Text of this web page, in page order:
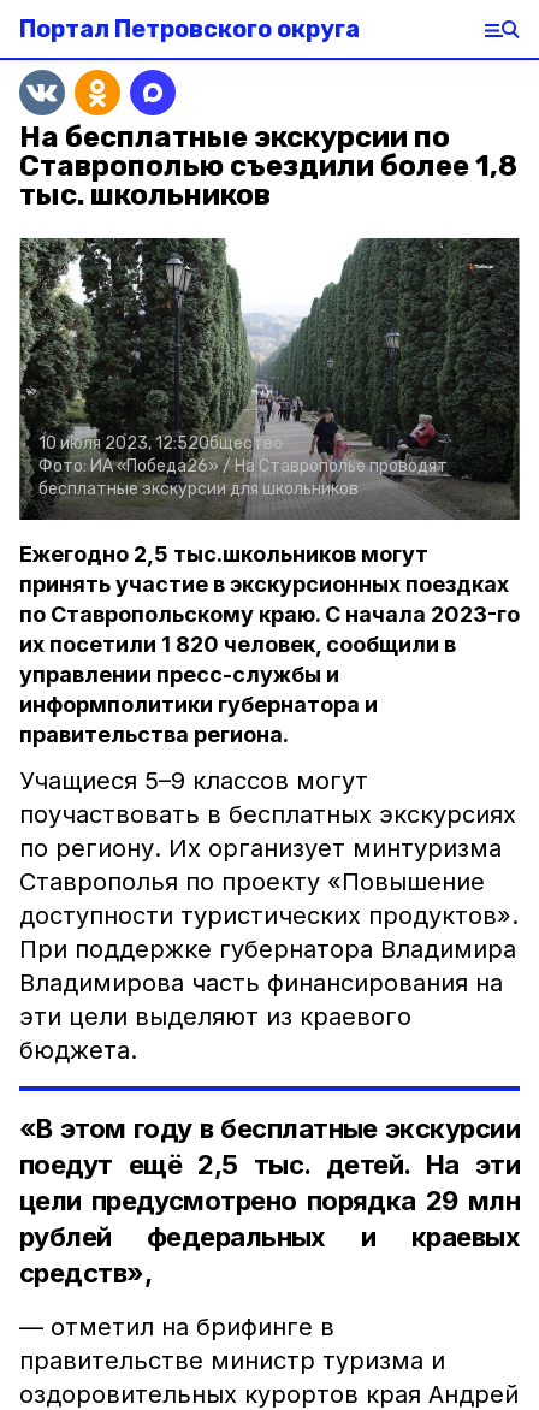
Портал Петровского округа
На бесплатные экскурсии по
Ставрополью съездили более 1,8
тыс. школьников
10 июля 2023, 12:52Общество
Фото:ИА «Победа26» /На Ставрополье проводят
бесплатные экскурсии для школьников
Ежегодно 2,5 тыс.школьников могут
принять участие в экскурсионных поездках
по Ставропольскому краю. С начала 2023-го
их посетили 1 820 человек, сообщили в
управлении пресс-службы и
информполитики губернатора и
правительства региона.
Учащиеся 5–9 классов могут
поучаствовать в бесплатных экскурсиях
по региону. Их организует минтуризма
Ставрополья по проекту «Повышение
доступности туристических продуктов».
При поддержке губернатора Владимира
Владимирова часть финансирования на
эти цели выделяют из краевого
бюджета.
«В этом году в бесплатные экскурсии
поедут ещё 2,5 тыс. детей. На эти
цели предусмотрено порядка 29 млн
рублей федеральных и краевых
средств»,
— отметил на брифинге в
правительстве министр туризма и
оздоровительных курортов края Андрей